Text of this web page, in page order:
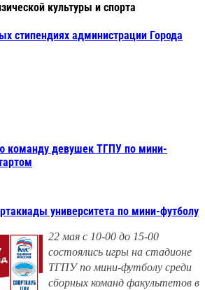
культуры и спорта
стипендиях администрации Города
команду девушек ТГПУ по мини-
университета по мини-футболу
22 мая с 10-00 до 15-00
состоялись игры на стадионе
ТГПУ по мини-футболу среди
сборных команд факультетов в